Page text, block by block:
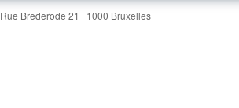
Rue Brederode 21 | 1000 Bruxelles